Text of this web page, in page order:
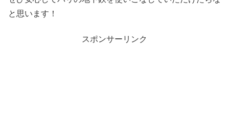
と思います！
スポンサーリンク